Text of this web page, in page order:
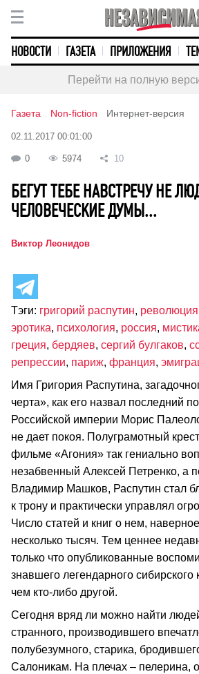
НОВОСТИ ГАЗЕТА ПРИЛОЖЕНИЯ
Перейти на полную
Газета Non-fiction Интернет-версия
02.11.2017 00:01:00
0 5974 10
БЕГУТ ТЕБЕ НАВСТРЕЧУ НЕ
ЧЕЛОВЕЧЕСКИЕ ДУМЫ...
Виктор Леонидов
Тэги: григорий распутин, революция
эротика, психология, россия,
греция, бердяев, сергий булгаков,
репрессии, париж, франция,
Имя Григория Распутина,
черта», как его назвал последний
Российской империи Морис
не дает покоя. Полуграмотный
фильме «Агония» так гениально
незабвенный Алексей Петренко, а
Владимир Машков, Распутин стал
к трону и практически управлял
Число статей и книг о нем,
несколько тысяч. Тем ценнее
только что опубликованные
знавшего легендарного сибирского
чем кто-либо другой.
Сегодня вряд ли можно найти
странного, производившего
полубезумного, старика,
Салоникам. На плечах – пелерина,